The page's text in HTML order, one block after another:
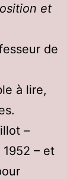
et
de
à lire,
–
– et